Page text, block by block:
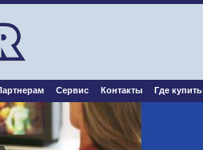
Сервис Контакты Где купить